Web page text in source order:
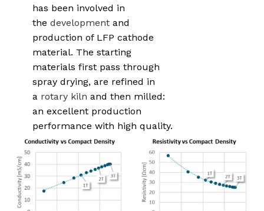
has been involved in
the development and
production of LFP cathode
material. The starting
materials first pass through
spray drying, are refined in
a rotary kiln and then milled:
an excellent production
performance with high quality.